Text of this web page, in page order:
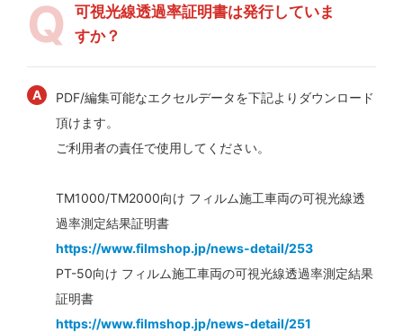
可視光線透過率証明書は発行していま
すか？
PDF/編集可能なエクセルデータを下記よりダウンロード
頂けます。
ご利用者の責任で使用してください。
TM1000/TM2000向け フィルム施工車両の可視光線透
過率測定結果証明書
https://www.filmshop.jp/news-detail/253
PT-50向け フィルム施工車両の可視光線透過率測定結果
証明書
https://www.filmshop.jp/news-detail/251